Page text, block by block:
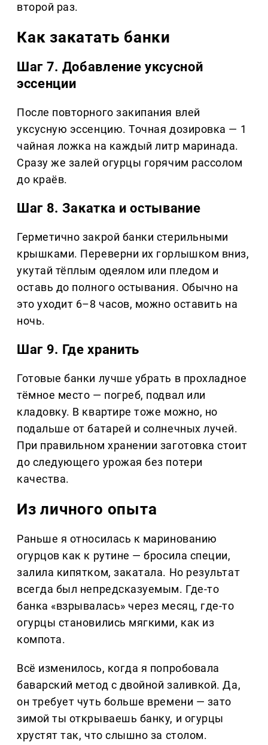
второй раз.
Как закатать банки
Шаг 7. Добавление уксусной
эссенции
После повторного закипания влей
уксусную эссенцию. Точная дозировка — 1
чайная ложка на каждый литр маринада.
Сразу же залей огурцы горячим рассолом
до краёв.
Шаг 8. Закатка и остывание
Герметично закрой банки стерильными
крышками. Переверни их горлышком вниз,
укутай тёплым одеялом или пледом и
оставь до полного остывания. Обычно на
это уходит 6–8 часов, можно оставить на
ночь.
Шаг 9. Где хранить
Готовые банки лучше убрать в прохладное
тёмное место — погреб, подвал или
кладовку. В квартире тоже можно, но
подальше от батарей и солнечных лучей.
При правильном хранении заготовка стоит
до следующего урожая без потери
качества.
Из личного опыта
Раньше я относилась к маринованию
огурцов как к рутине — бросила специи,
залила кипятком, закатала. Но результат
всегда был непредсказуемым. Где-то
банка «взрывалась» через месяц, где-то
огурцы становились мягкими, как из
компота.
Всё изменилось, когда я попробовала
баварский метод с двойной заливкой. Да,
он требует чуть больше времени — зато
зимой ты открываешь банку, и огурцы
хрустят так, что слышно за столом.